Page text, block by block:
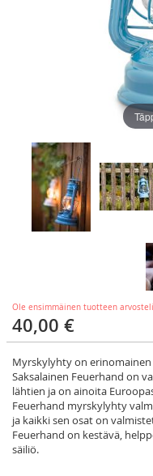
Ole ensimmäinen tuotteen
40,00 €
Myrskylyhty on
Saksalainen Feuerhand on
lähtien ja on ainoita
Feuerhand myrskylyhty
ja kaikki sen osat on
Feuerhand on kestävä,
säiliö.